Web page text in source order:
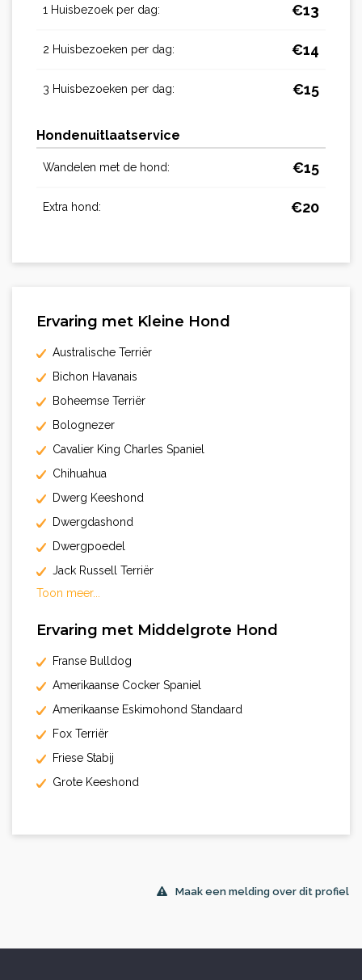
1 Huisbezoek per dag: €13
2 Huisbezoeken per dag: €14
3 Huisbezoeken per dag: €15
Hondenuitlaatservice
Wandelen met de hond: €15
Extra hond: €20
Ervaring met Kleine Hond
Australische Terriër
Bichon Havanais
Boheemse Terriër
Bolognezer
Cavalier King Charles Spaniel
Chihuahua
Dwerg Keeshond
Dwergdashond
Dwergpoedel
Jack Russell Terriër
Toon meer...
Ervaring met Middelgrote Hond
Franse Bulldog
Amerikaanse Cocker Spaniel
Amerikaanse Eskimohond Standaard
Fox Terriër
Friese Stabij
Grote Keeshond
Maak een melding over dit profiel